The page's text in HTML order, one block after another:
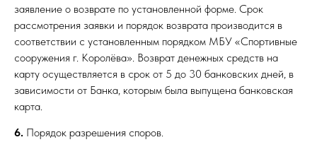
заявление о возврате по установленной форме. Срок
рассмотрения заявки и порядок возврата производится в
соответствии с установленным порядком МБУ «Спортивные
сооружения г. Королёва». Возврат денежных средств на
карту осуществляется в срок от 5 до 30 банковских дней, в
зависимости от Банка, которым была выпущена банковская
карта.
6. Порядок разрешения споров.